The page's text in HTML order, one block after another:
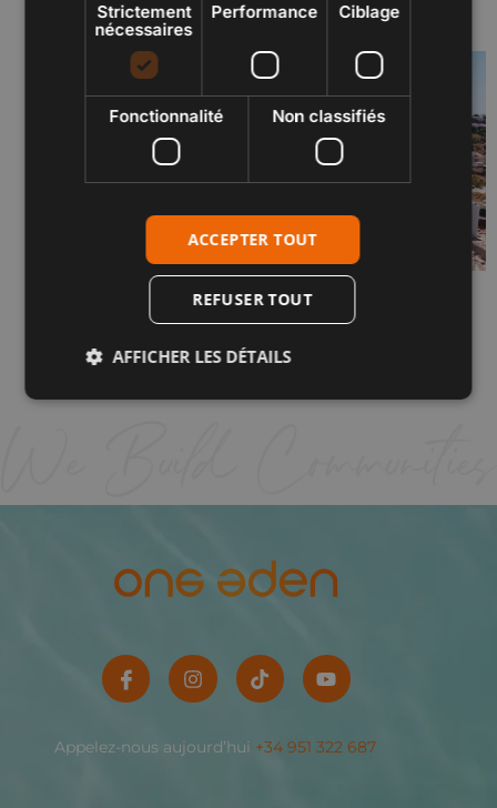
RPM MAI 2026 – PHASES IV-1 ET IV-2
Lire plus "
Appelez-nous aujourd’hui +34 951 322 687
Strictement
nécessaires
Performance Ciblage
Fonctionnalité Non classifiés
ACCEPTER TOUT
REFUSER TOUT
AFFICHER LES DÉTAILS